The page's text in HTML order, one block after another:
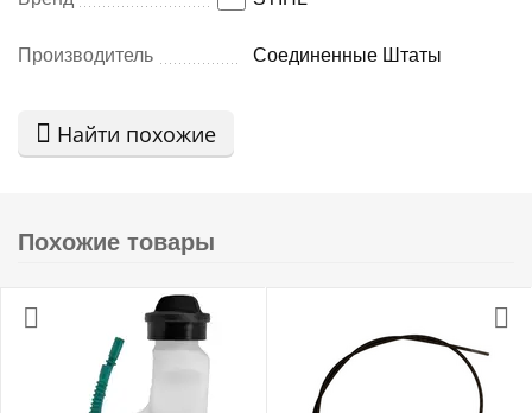
Производитель Соединенные Штаты
Найти похожие
Похожие товары